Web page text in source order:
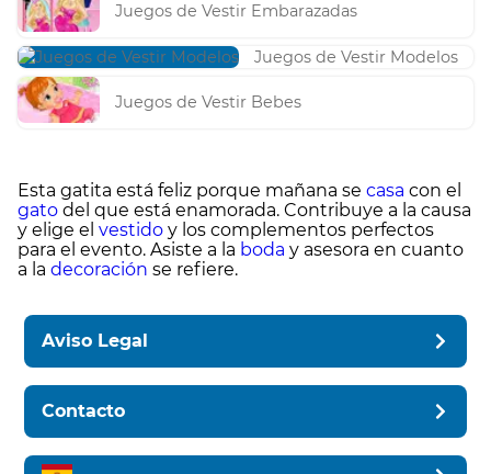
Juegos de Vestir Embarazadas
Juegos de Vestir Modelos
Juegos de Vestir Bebes
Esta gatita está feliz porque mañana se casa con el
gato del que está enamorada. Contribuye a la causa
y elige el vestido y los complementos perfectos
para el evento. Asiste a la boda y asesora en cuanto
a la decoración se refiere.
Aviso Legal
Contacto